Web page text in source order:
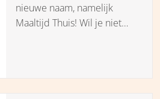
nieuwe naam, namelijk
Maaltijd Thuis! Wil je niet